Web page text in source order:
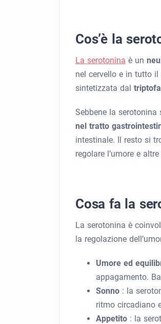
Cos’è la
La serotonina è un
nel cervello e in tutto
sintetizzata dal
Sebbene la
nel tratto
intestinale. Il resto si
regolare l’umore e
Cosa fa la
La serotonina è
la regolazione
Umore ed
appagamento.
Sonno : la
ritmo circadiano
Appetito : la